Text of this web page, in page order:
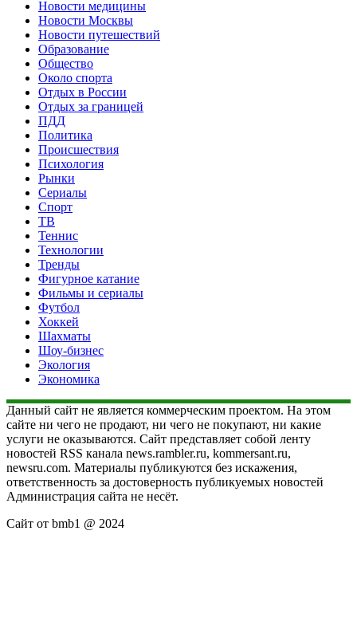
Новости медицины
Новости Москвы
Новости путешествий
Образование
Общество
Около спорта
Отдых в России
Отдых за границей
ПДД
Политика
Происшествия
Психология
Рынки
Сериалы
Спорт
ТВ
Теннис
Технологии
Тренды
Фигурное катание
Фильмы и сериалы
Футбол
Хоккей
Шахматы
Шоу-бизнес
Экология
Экономика
Данный сайт не является коммерческим проектом. На этом
сайте ни чего не продают, ни чего не покупают, ни какие
услуги не оказываются. Сайт представляет собой ленту
новостей RSS канала news.rambler.ru, kommersant.ru,
newsru.com. Материалы публикуются без искажения,
ответственность за достоверность публикуемых новостей
Администрация сайта не несёт.
Сайт от bmb1 @ 2024